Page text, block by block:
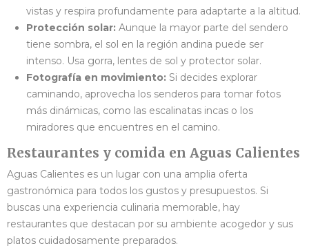
vistas y respira profundamente para adaptarte a la altitud.
Protección solar: Aunque la mayor parte del sendero
tiene sombra, el sol en la región andina puede ser
intenso. Usa gorra, lentes de sol y protector solar.
Fotografía en movimiento: Si decides explorar
caminando, aprovecha los senderos para tomar fotos
más dinámicas, como las escalinatas incas o los
miradores que encuentres en el camino.
Restaurantes y comida en Aguas Calientes
Aguas Calientes es un lugar con una amplia oferta
gastronómica para todos los gustos y presupuestos. Si
buscas una experiencia culinaria memorable, hay
restaurantes que destacan por su ambiente acogedor y sus
platos cuidadosamente preparados.